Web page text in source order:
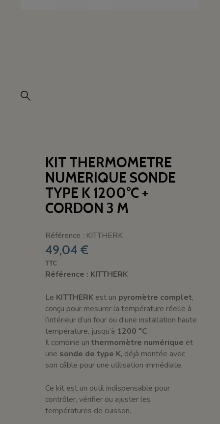
KIT THERMOMETRE
NUMERIQUE SONDE
TYPE K 1200°C +
CORDON 3 M
Référence : KITTHERK
49,04 €
TTC
Référence : KITTHERK
Le KITTHERK est un pyromètre complet,
conçu pour mesurer la température réelle à
l’intérieur d’un four ou d’une installation haute
température, jusqu’à 1200 °C.
Il combine unthermomètre numérique et
une sonde de type K, déjà montée avec
son câble pour une utilisation immédiate.
Ce kit est un outil indispensable pour
contrôler, vérifier ou ajuster les
températures de cuisson.